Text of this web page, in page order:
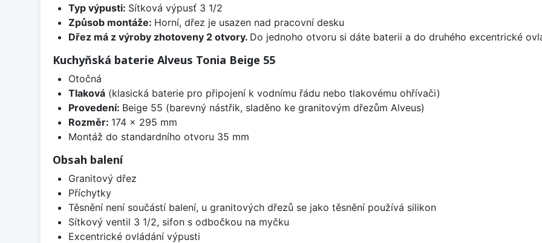
Typ výpusti: Sítková výpusť 3 1/2
Způsob montáže: Horní, dřez je usazen nad pracovní desku
Dřez má z výroby zhotoveny 2 otvory. Do jednoho otvoru si dáte baterii a do druhého excentrické
Kuchyňská baterie Alveus Tonia Beige 55
Otočná
Tlaková(klasická baterie pro připojení k vodnímu řádu nebo tlakovému ohřívači)
Provedení: Beige 55 (barevný nástřik, sladěno ke granitovým dřezům Alveus)
Rozměr: 174 x 295 mm
Montáž do standardního otvoru 35 mm
Obsah balení
Granitový dřez
Příchytky
Těsnění není součástí balení, u granitových dřezů se jako těsnění používá silikon
Sítkový ventil 3 1/2, sifon s odbočkou na myčku
Excentrické ovládání výpusti